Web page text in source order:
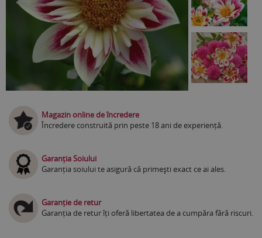
Magazin online de încredere
Încredere construită prin peste 18 ani de experiență.
Garanția Soiului
Garanția soiului te asigură că primești exact ce ai ales.
Garanție de retur
Garanția de retur îți oferă libertatea de a cumpăra fără riscuri.